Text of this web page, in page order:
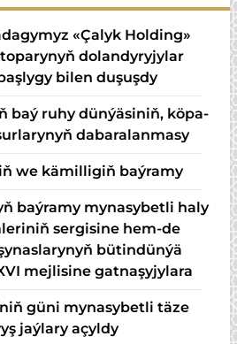
«Çalyk Holding»
dolandyryjylar
bilen duşuşdy
baý ru­hy dün­ýä­si­niň, kö­pa­
da­ba­ra­lan­ma­sy
we kämilligiň baýramy
baýramy mynasybetli haly
sergisine hem-de
bütindünýä
mejlisine gatnaşyjylara
güni mynasybetli täze
jaýlary açyldy